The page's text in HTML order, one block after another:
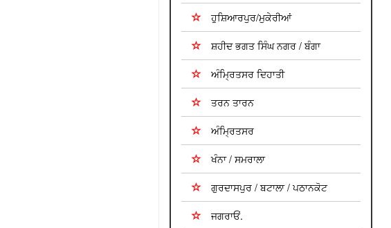
ਹੁਸ਼ਿਆਰਪੁਰ/ਮੁਕੇਰੀਆਂ
ਸ਼ਹੀਦ ਭਗਤ ਸਿੰਘ ਨਗਰ / ਬੰਗਾ
ਅੰਮ੍ਰਿਤਸਰ ਦਿਹਾਤੀ
ਤਰਨ ਤਾਰਨ
ਅੰਮ੍ਰਿਤਸਰ
ਖੰਨਾ / ਸਮਰਾਲਾ
ਗੁਰਦਾਸਪੁਰ / ਬਟਾਲਾ / ਪਠਾਨਕੋਟ
ਜਗਰਾਓਂ.